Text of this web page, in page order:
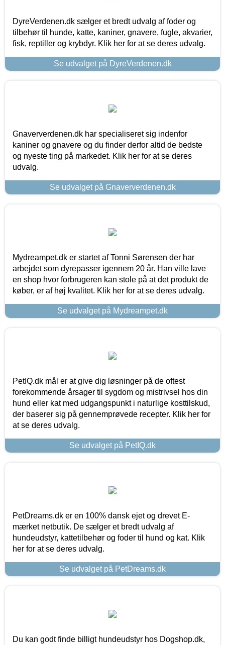
DyreVerdenen.dk sælger et bredt udvalg af foder og
tilbehør til hunde, katte, kaniner, gnavere, fugle, akvarier,
fisk, reptiller og krybdyr. Klik her for at se deres udvalg.
Se udvalget på DyreVerdenen.dk
Gnaververdenen.dk har specialiseret sig indenfor
kaniner og gnavere og du finder derfor altid de bedste
og nyeste ting på markedet. Klik her for at se deres
udvalg.
Se udvalget på Gnaververdenen.dk
Mydreampet.dk er startet af Tonni Sørensen der har
arbejdet som dyrepasser igennem 20 år. Han ville lave
en shop hvor forbrugeren kan stole på at det produkt de
køber, er af høj kvalitet. Klik her for at se deres udvalg.
Se udvalget på Mydreampet.dk
PetIQ.dk mål er at give dig løsninger på de oftest
forekommende årsager til sygdom og mistrivsel hos din
hund eller kat med udgangspunkt i naturlige kosttilskud,
der baserer sig på gennemprøvede recepter. Klik her for
at se deres udvalg.
Se udvalget på PetIQ.dk
PetDreams.dk er en 100% dansk ejet og drevet E-
mærket netbutik. De sælger et bredt udvalg af
hundeudstyr, kattetilbehør og foder til hund og kat. Klik
her for at se deres udvalg.
Se udvalget på PetDreams.dk
Du kan godt finde billigt hundeudstyr hos Dogshop.dk,